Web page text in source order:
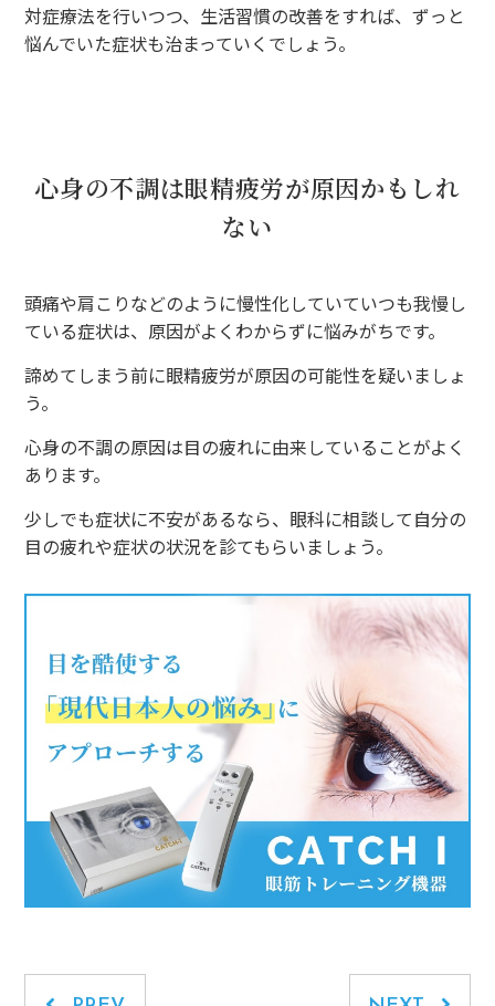
対症療法を行いつつ、生活習慣の改善をすれば、ずっと
悩んでいた症状も治まっていくでしょう。
心身の不調は眼精疲労が原因かもしれ
ない
頭痛や肩こりなどのように慢性化していていつも我慢し
ている症状は、原因がよくわからずに悩みがちです。
諦めてしまう前に眼精疲労が原因の可能性を疑いましょ
う。
心身の不調の原因は目の疲れに由来していることがよく
あります。
少しでも症状に不安があるなら、眼科に相談して自分の
目の疲れや症状の状況を診てもらいましょう。